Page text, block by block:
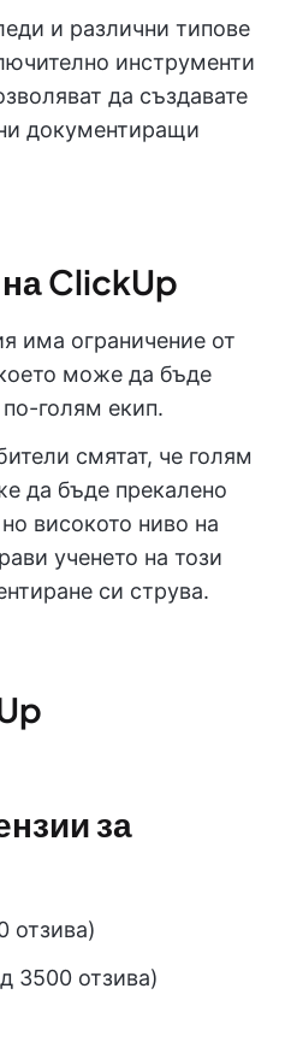
и различни типове
инструменти
да създавате
документиращи
ClickUp
има ограничение от
може да бъде
голям екип.
смятат, че голям
да бъде прекалено
високото ниво на
ученето на този
си струва.
за
отзива)
3500 отзива)